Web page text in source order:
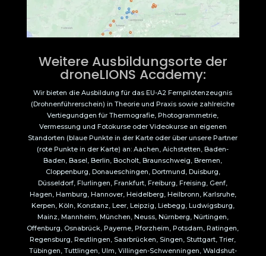
Weitere Ausbildungsorte der
droneLIONS Academy:
Wir bieten die Ausbildung für das EU-A2 Fernpilotenzeugnis
(Drohnenführerschein) in Theorie und Praxis sowie zahlreiche
Vertiegundgen für Thermografie, Photogrammetrie,
Vermessung und Fotokurse oder Videokurse an eigenen
Standorten (blaue Punkte in der Karte oder über unsere Partner
(rote Punkte in der Karte) an: Aachen, Aichstetten, Baden-
Baden, Basel, Berlin, Bocholt, Braunschweig, Bremen,
Cloppenburg, Donaueschingen, Dortmund, Duisburg,
Düsseldorf, Flurlingen, Frankfurt, Freiburg, Freising, Genf,
Hagen, Hamburg, Hannover, Heidelberg, Heilbronn, Karlsruhe,
Kerpen, Köln, Konstanz, Leer, Leipzig, Liebegg, Ludwigsburg,
Mainz, Mannheim, München, Neuss, Nürnberg, Nürtingen,
Offenburg, Osnabrück, Payerne, Pforzheim, Potsdam, Ratingen,
Regensburg, Reutlingen, Saarbrücken, Singen, Stuttgart, Trier,
Tübingen, Tuttlingen, Ulm, Villingen-Schwenningen, Waldshut-